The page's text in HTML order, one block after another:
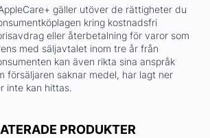
gäller utöver de rättigheter du
kring kostnadsfri
eller återbetalning för varor som
med säljavtalet inom tre år från
kan även rikta sina anspråk
försäljaren saknar medel, har lagt ner
inte kan hittas.
PRODUKTER